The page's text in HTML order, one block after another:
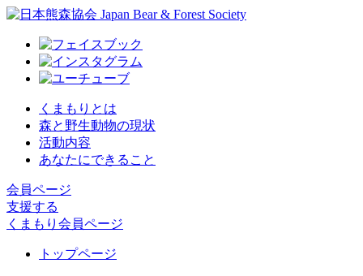
くまもりとは
森と野生動物の現状
活動内容
あなたにできること
会員ページ
支援する
くまもり会員ページ
トップページ